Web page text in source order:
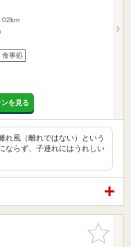
食事処
を見る
れ風（離れではない）という
ならず、子連れにはうれしい
お気に入
りに追加